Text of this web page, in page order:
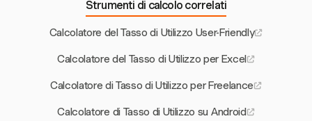
Strumenti di calcolo correlati
Calcolatore del Tasso di Utilizzo User-Friendly
Calcolatore del Tasso di Utilizzo per Excel
Calcolatore di Tasso di Utilizzo per Freelance
Calcolatore di Tasso di Utilizzo su Android